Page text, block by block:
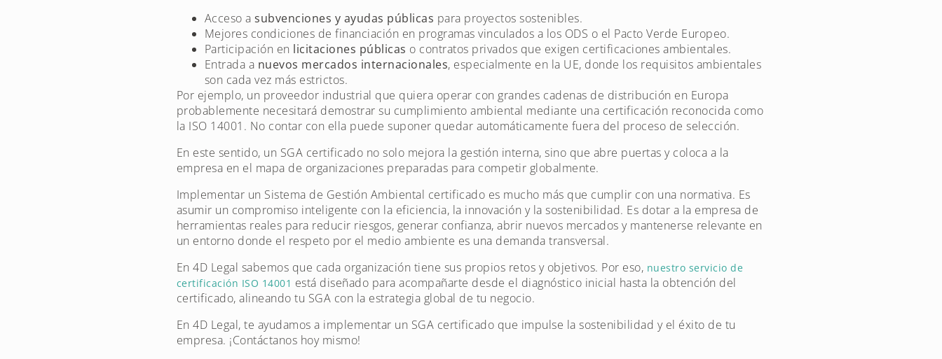
Acceso asubvenciones y ayudas públicas para proyectos sostenibles.
Mejores condiciones de financiación en programas vinculados a los ODS o el Pacto Verde Europeo.
Participación en licitaciones públicas o contratos privados que exigen certificaciones ambientales.
Entrada a nuevos mercados internacionales, especialmente en la UE, donde los requisitos ambientales
son cada vez más estrictos.
Por ejemplo, un proveedor industrial que quiera operar con grandes cadenas de distribución en Europa
probablemente necesitará demostrar su cumplimiento ambiental mediante una certificación reconocida como
la ISO 14001. No contar con ella puede suponer quedar automáticamente fuera del proceso de selección.
En este sentido, un SGA certificado no solo mejora la gestión interna, sino que abre puertas y coloca a la
empresa en el mapa de organizaciones preparadas para competir globalmente.
Implementar un Sistema de Gestión Ambiental certificado es mucho más que cumplir con una normativa. Es
asumir un compromiso inteligente con la eficiencia, la innovación y la sostenibilidad. Es dotar a la empresa de
herramientas reales para reducir riesgos, generar confianza, abrir nuevos mercados y mantenerse relevante en
un entorno donde el respeto por el medio ambiente es una demanda transversal.
En 4D Legal sabemos que cada organización tiene sus propios retos y objetivos. Por eso, nuestro servicio de
certificación ISO 14001 está diseñado para acompañarte desde el diagnóstico inicial hasta la obtención del
certificado, alineando tu SGA con la estrategia global de tu negocio.
En 4D Legal, te ayudamos a implementar un SGA certificado que impulse la sostenibilidad y el éxito de tu
empresa. ¡Contáctanos hoy mismo!